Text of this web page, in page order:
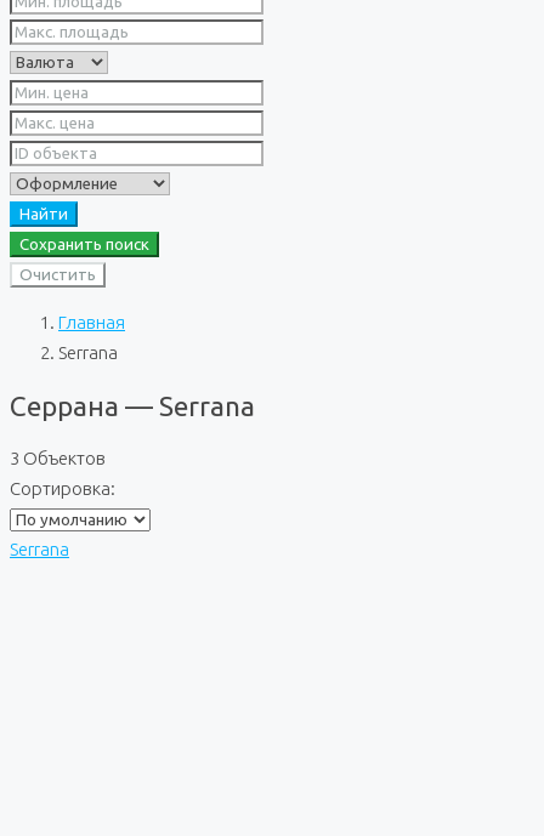
Найти
Сохранить поиск
Очистить
Главная
Serrana
Серрана — Serrana
3 Объектов
Сортировка:
Serrana